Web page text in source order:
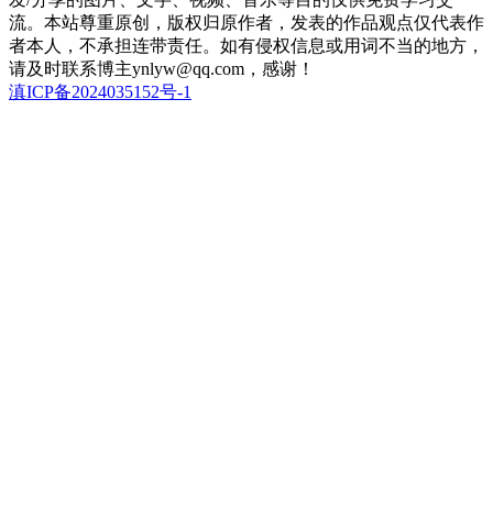
流。本站尊重原创，版权归原作者，发表的作品观点仅代表作
者本人，不承担连带责任。如有侵权信息或用词不当的地方，
请及时联系博主ynlyw@qq.com，感谢！
滇ICP备2024035152号-1